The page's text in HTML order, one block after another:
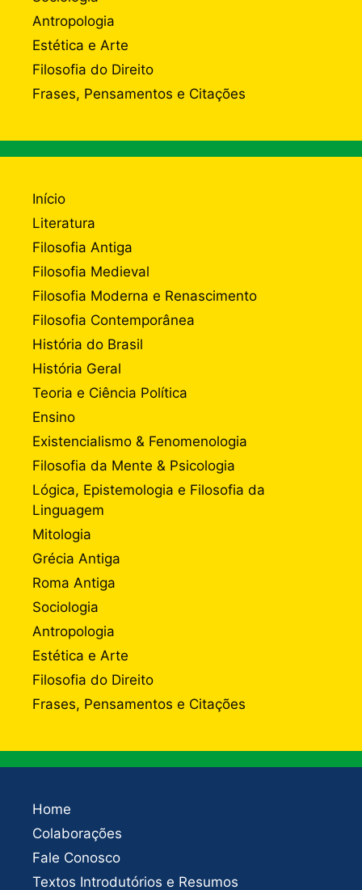
Antropologia
Estética e Arte
Filosofia do Direito
Frases, Pensamentos e Citações
Início
Literatura
Filosofia Antiga
Filosofia Medieval
Filosofia Moderna e Renascimento
Filosofia Contemporânea
História do Brasil
História Geral
Teoria e Ciência Política
Ensino
Existencialismo & Fenomenologia
Filosofia da Mente & Psicologia
Lógica, Epistemologia e Filosofia da
Linguagem
Mitologia
Grécia Antiga
Roma Antiga
Sociologia
Antropologia
Estética e Arte
Filosofia do Direito
Frases, Pensamentos e Citações
Home
Colaborações
Fale Conosco
Textos Introdutórios e Resumos